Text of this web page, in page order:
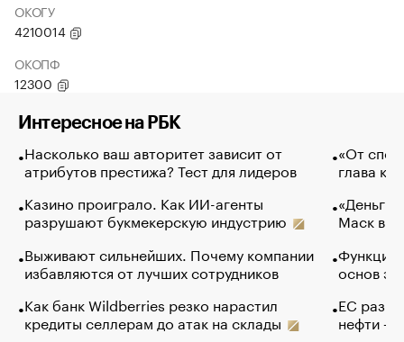
ОКОГУ
4210014
ОКОПФ
12300
Интересное на РБК
Насколько ваш авторитет зависит от
атрибутов престижа? Тест для лидеров
Казино проиграло. Как ИИ-агенты
разрушают букмекерскую индустрию
Выживают сильнейших. Почему компании
избавляются от лучших сотрудников
Как банк Wildberries резко нарастил
кредиты селлерам до атак на склады
«От
глава
«Деньги
Маск в
Функции
основ
ЕС
нефти —